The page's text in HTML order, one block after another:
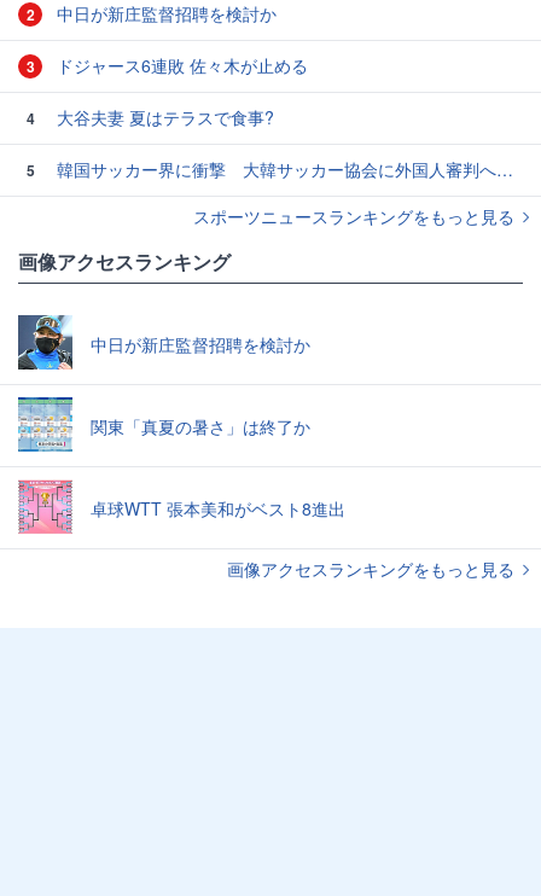
2 中日が新庄監督招聘を検討か
3 ドジャース6連敗 佐々木が止める
4 大谷夫妻 夏はテラスで食事?
5
韓国サッカー界に衝撃 大韓サッカー協会に外国人審判への“性的接待”疑惑 韓国メディアが報道
スポーツニュースランキングをもっと見る
画像アクセスランキング
中日が新庄監督招聘を検討か
関東「真夏の暑さ」は終了か
卓球WTT 張本美和がベスト8進出
画像アクセスランキングをもっと見る